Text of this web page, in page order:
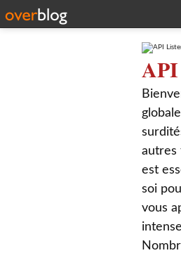
autres
est
soi
vous